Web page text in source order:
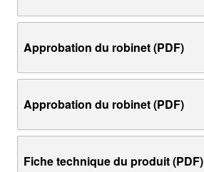
Approbation du robinet (PDF)
Approbation du robinet (PDF)
Fiche technique du produit (PDF)